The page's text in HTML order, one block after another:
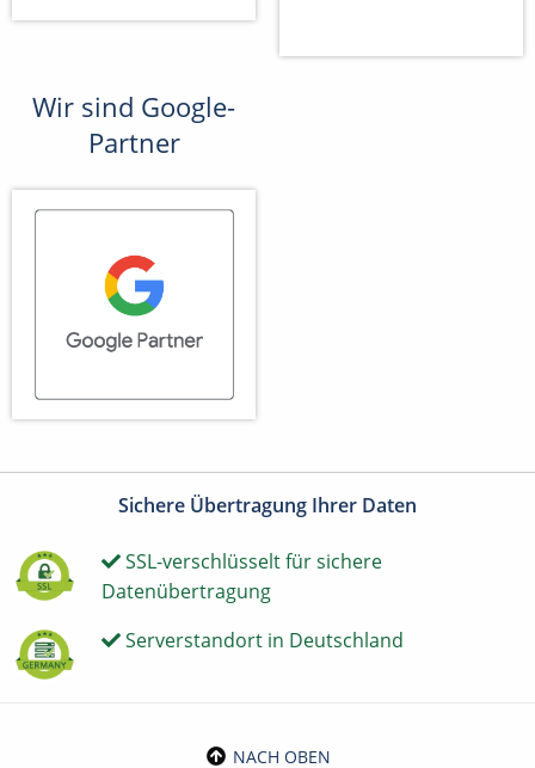
Wir sind Google-
Partner
Sichere Übertragung Ihrer Daten
SSL-verschlüsselt für sichere
Datenübertragung
Serverstandort in Deutschland
NACH OBEN